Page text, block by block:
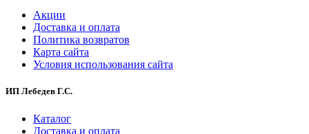
Акции
Доставка и оплата
Политика возвратов
Карта сайта
Условия использования сайта
ИП Лебедев Г.С.
Каталог
Доставка и оплата